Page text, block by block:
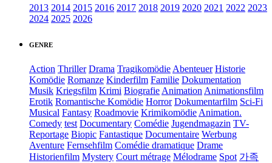
2013 2014 2015 2016 2017 2018 2019 2020 2021 2022 2023
2024 2025 2026
GENRE
Action Thriller Drama TragikomödieAbenteuer Historie
Komödie Romanze Kinderfilm Familie Dokumentation
Musik Kriegsfilm Krimi BiografieAnimationAnimationsfilm
Erotik Romantische Komödie Horror Dokumentarfilm Sci-Fi
Musical Fantasy Roadmovie KrimikomödieAnimation.
Comedy test Documentary Comédie Jugendmagazin TV-
Reportage Biopic Fantastique Documentaire Werbung
Aventure Fernsehfilm Comédie dramatique Drame
Historienfilm Mystery Court métrage Mélodrame Spot 가족